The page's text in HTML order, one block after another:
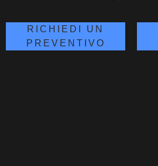
RICHIEDI UN
PREVENTIVO